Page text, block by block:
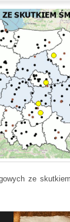
ze